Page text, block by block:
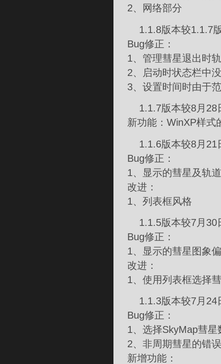
2、网络部分
1.1.8版本较1.1.7
Bug修正：
1、管理彗星退出时
2、启动时状态栏中
3、设置时间时由于
1.1.7版本较8月28
新功能：WinXP样式
1.1.6版本较8月21
Bug修正：
1、显示的彗星及轨
改进：
1、列表框风格
1.1.5版本较7月30
Bug修正：
1、显示的彗星图象
改进：
1、使用列表框选择
1.1.3版本较7月24
Bug修正：
1、选择SkyMap彗
2、非周期彗星的错
新增功能：